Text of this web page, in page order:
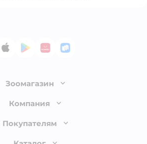
App StoreGoogle Play
AppGallery
RuStore
Зоомагазин
Лицензия
Доставка и оплата
Компания
О компании
Покупателям
Бонусные карты